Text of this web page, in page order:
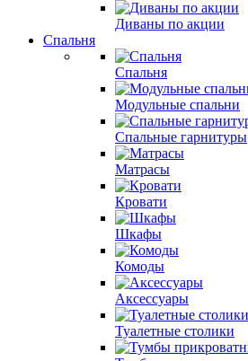
Диваны по акции
Спальня
Спальня
Модульные спальни
Спальные гарнитуры
Матрасы
Кровати
Шкафы
Комоды
Аксессуары
Туалетные столики